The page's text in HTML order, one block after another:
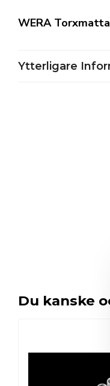
WERA
Ytterligare
Du kanske